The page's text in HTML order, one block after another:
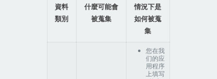
資料
類別
什麼可能會
被蒐集
情況下是
如何被蒐
集
您在我
们的应
用程序
上填写